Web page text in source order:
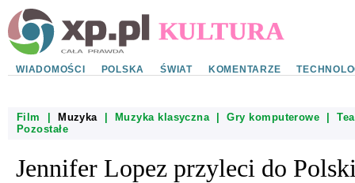
WIADOMOŚCI POLSKA ŚWIAT KOMENTARZE
Film Muzyka| Muzyka klasyczna|Gry komputerowe |
Pozostałe
Jennifer Lopez przyleci do